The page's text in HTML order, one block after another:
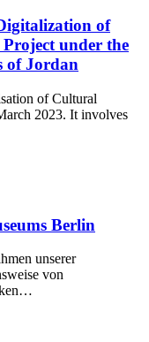
of
under the
of Jordan
of Cultural
2023. It involves
Berlin
unserer
von